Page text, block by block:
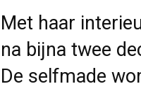
Met haar
na bijna twee
De selfmade